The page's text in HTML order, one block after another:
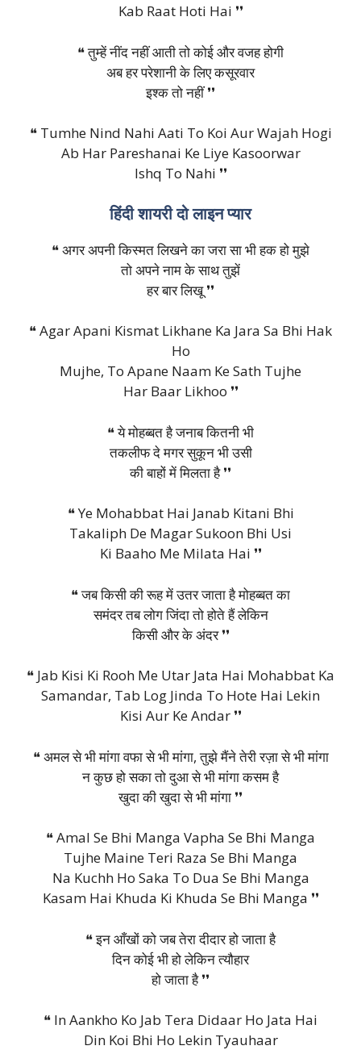
Kab Raat Hoti Hai ❜❜
❝ तुम्हें नींद नहीं आती तो कोई और वजह होगी
अब हर परेशानी के लिए कसूरवार
इश्क तो नहीं ❜❜
❝ Tumhe Nind Nahi Aati To Koi Aur Wajah Hogi
Ab Har Pareshanai Ke Liye Kasoorwar
Ishq To Nahi ❜❜
हिंदी शायरी दो लाइन प्यार
❝ अगर अपनी किस्मत लिखने का जरा सा भी हक हो मुझे
तो अपने नाम के साथ तुझें
हर बार लिखू ❜❜
❝ Agar Apani Kismat Likhane Ka Jara Sa Bhi Hak
Ho
Mujhe, To Apane Naam Ke Sath Tujhe
Har Baar Likhoo ❜❜
❝ ये मोहब्बत है जनाब कितनी भी
तकलीफ दे मगर सुकून भी उसी
की बाहों में मिलता है ❜❜
❝ Ye Mohabbat Hai Janab Kitani Bhi
Takaliph De Magar Sukoon Bhi Usi
Ki Baaho Me Milata Hai ❜❜
❝ जब किसी की रूह में उतर जाता है मोहब्बत का
समंदर तब लोग जिंदा तो होते हैं लेकिन
किसी और के अंदर ❜❜
❝ Jab Kisi Ki Rooh Me Utar Jata Hai Mohabbat Ka
Samandar, Tab Log Jinda To Hote Hai Lekin
Kisi Aur Ke Andar ❜❜
❝ अमल से भी मांगा वफा से भी मांगा, तुझे मैंने तेरी रज़ा से भी मांगा
न कुछ हो सका तो दुआ से भी मांगा कसम है
खुदा की खुदा से भी मांगा ❜❜
❝ Amal Se Bhi Manga Vapha Se Bhi Manga
Tujhe Maine Teri Raza Se Bhi Manga
Na Kuchh Ho Saka To Dua Se Bhi Manga
Kasam Hai Khuda Ki Khuda Se Bhi Manga ❜❜
❝ इन आँखों को जब तेरा दीदार हो जाता है
दिन कोई भी हो लेकिन त्यौहार
हो जाता है ❜❜
❝ In Aankho Ko Jab Tera Didaar Ho Jata Hai
Din Koi Bhi Ho Lekin Tyauhaar